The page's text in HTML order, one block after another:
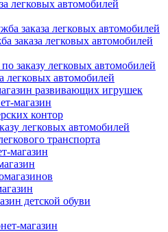
легковых автомобилей
заказа легковых автомобилей
заказа легковых автомобилей
заказу легковых автомобилей
легковых автомобилей
развивающих игрушек
магазин
контор
легковых автомобилей
транспорта
магазин
детской обуви
магазин